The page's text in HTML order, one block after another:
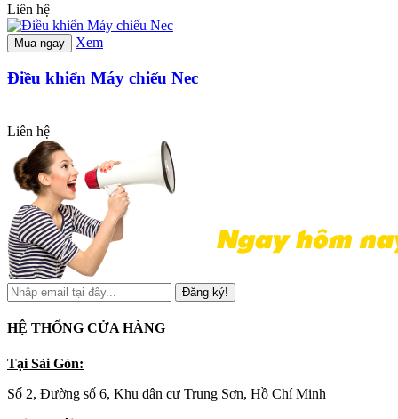
Liên hệ
Mua ngay Xem
Điều khiển Máy chiếu Nec
Liên hệ
Đăng ký!
HỆ THỐNG CỬA HÀNG
Tại Sài Gòn:
Số 2, Đường số 6, Khu dân cư Trung Sơn, Hồ Chí Minh